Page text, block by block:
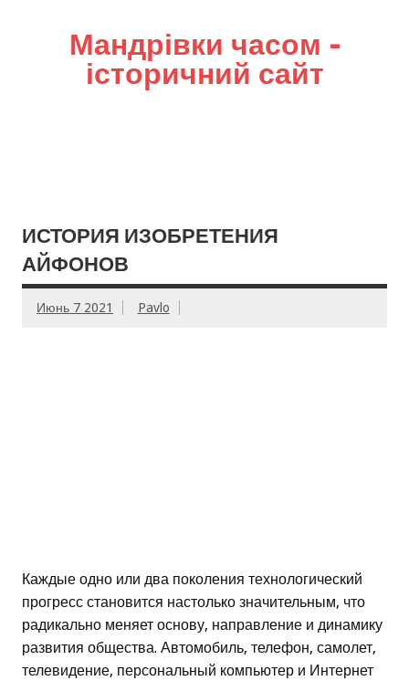
Мандрівки часом –
історичний сайт
ИСТОРИЯ ИЗОБРЕТЕНИЯ
АЙФОНОВ
Июнь 7 2021 Pavlo
Каждые одно или два поколения технологический
прогресс становится настолько значительным, что
радикально меняет основу, направление и динамику
развития общества. Автомобиль, телефон, самолет,
телевидение, персональный компьютер и Интернет